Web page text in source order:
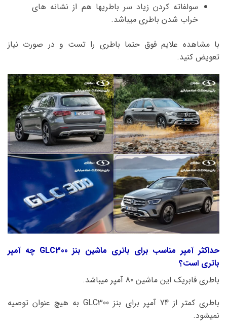
سولفاته کردن زیاد سر باطریها هم از نشانه های
خراب شدن باطری میباشد.
با مشاهده علایم فوق حتما باطری را تست و در صورت نیاز
تعویض کنید.
حداکثر آمپر مناسب برای باتری ماشین بنز GLC300 چه آمپر
باتری است؟
باطری فابریک این ماشین 80 آمپر میباشد.
باطری کمتر از 74 آمپر برای بنز GLC300 به هیچ عنوان توصیه
نمیشود.